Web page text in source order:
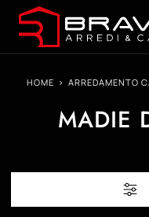
HOME > ARREDAMENTO
MADIE